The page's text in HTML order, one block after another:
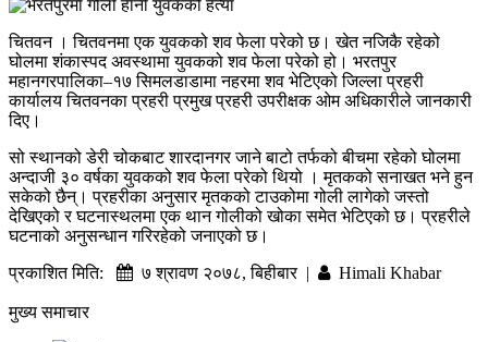
चितवन । चितवनमा एक युवकको शव फेला परेको छ। खेत नजिकै रहेको
घोलमा शंकास्पद अवस्थामा युवकको शव फेला परेको हो। भरतपुर
महानगरपालिका–१७ सिमलडाडामा नहरमा शव भेटिएको जिल्ला प्रहरी
कार्यालय चितवनका प्रहरी प्रमुख प्रहरी उपरीक्षक ओम अधिकारीले जानकारी
दिए।
सो स्थानको डेरी चोकबाट शारदानगर जाने बाटो तर्फको बीचमा रहेको घोलमा
अन्दाजी ३० वर्षका युवकको शव फेला परेको थियो । मृतकको सनाखत भने हुन
सकेको छैन्। प्रहरीका अनुसार मृतकको टाउकोमा गोली लागेको जस्तो
देखिएको र घटनास्थलमा एक थान गोलीको खोका समेत भेटिएको छ। प्रहरीले
घटनाको अनुसन्धान गरिरहेको जनाएको छ।
प्रकाशित मिति:
७ श्रावण २०७८, बिहीबार | Himali Khabar
मुख्य समाचार